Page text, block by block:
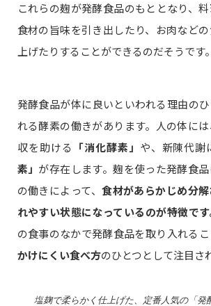
これらの麹が発酵食品のもととなり、
食材の旨味を引き出したり、お肉など
上げたりすることができるのだそうです。
発酵食品が体に良いといわれる理由の
れる酵素の働きがあります。人の体に
収を助ける
「消化酵素」 や、新陳代謝
素」 が存在します。麹を使った発酵食
の働きによって、食材があらかじめ分
れやすい状態になっているのが特徴です
の食事のなかで発酵食品を取り入れるこ
かけにくい食べ方のひとつとして注目さ
塩麹で柔らかく仕上げた、定番人気の「発